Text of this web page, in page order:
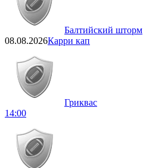
Балтийский шторм
08.08.2026Карри кап
Гриквас
14:00